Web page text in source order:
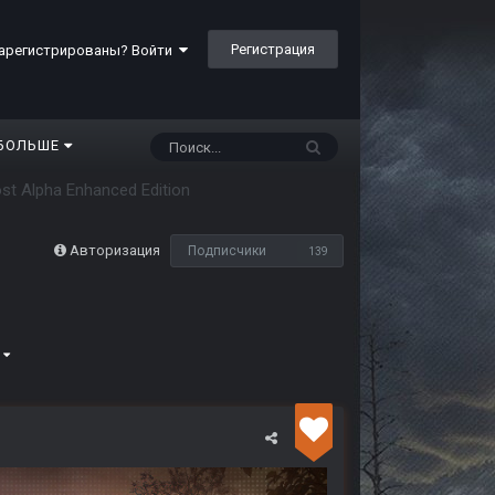
Войти Регистрация
Alpha Enhanced Edition
Авторизация Подписчики 139